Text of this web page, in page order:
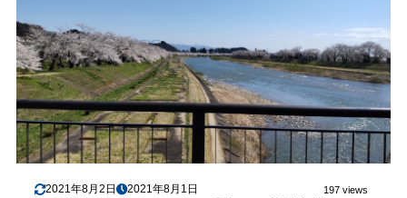
2021年8月2日 2021年8月1日 197 views